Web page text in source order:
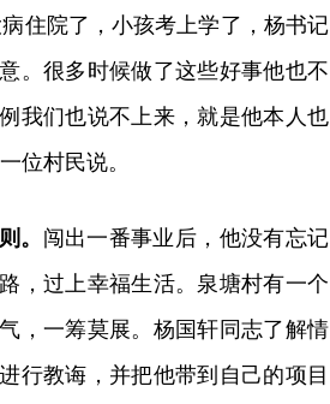
住院了，小孩考上学了，杨书记
。很多时候做了这些好事他也不
我们也说不上来，就是他本人也
位村民说。
。 闯出一番事业后，他没有忘记
，过上幸福生活。泉塘村有一个
，一筹莫展。杨国轩同志了解情
行教诲，并把他带到自己的项目